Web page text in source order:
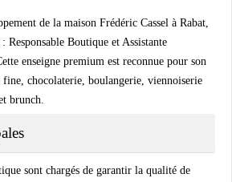
de la maison Frédéric Cassel à Rabat,
Responsable Boutique et Assistante
enseigne premium est reconnue pour son
chocolaterie, boulangerie, viennoiserie
brunch.
sont chargés de garantir la qualité de